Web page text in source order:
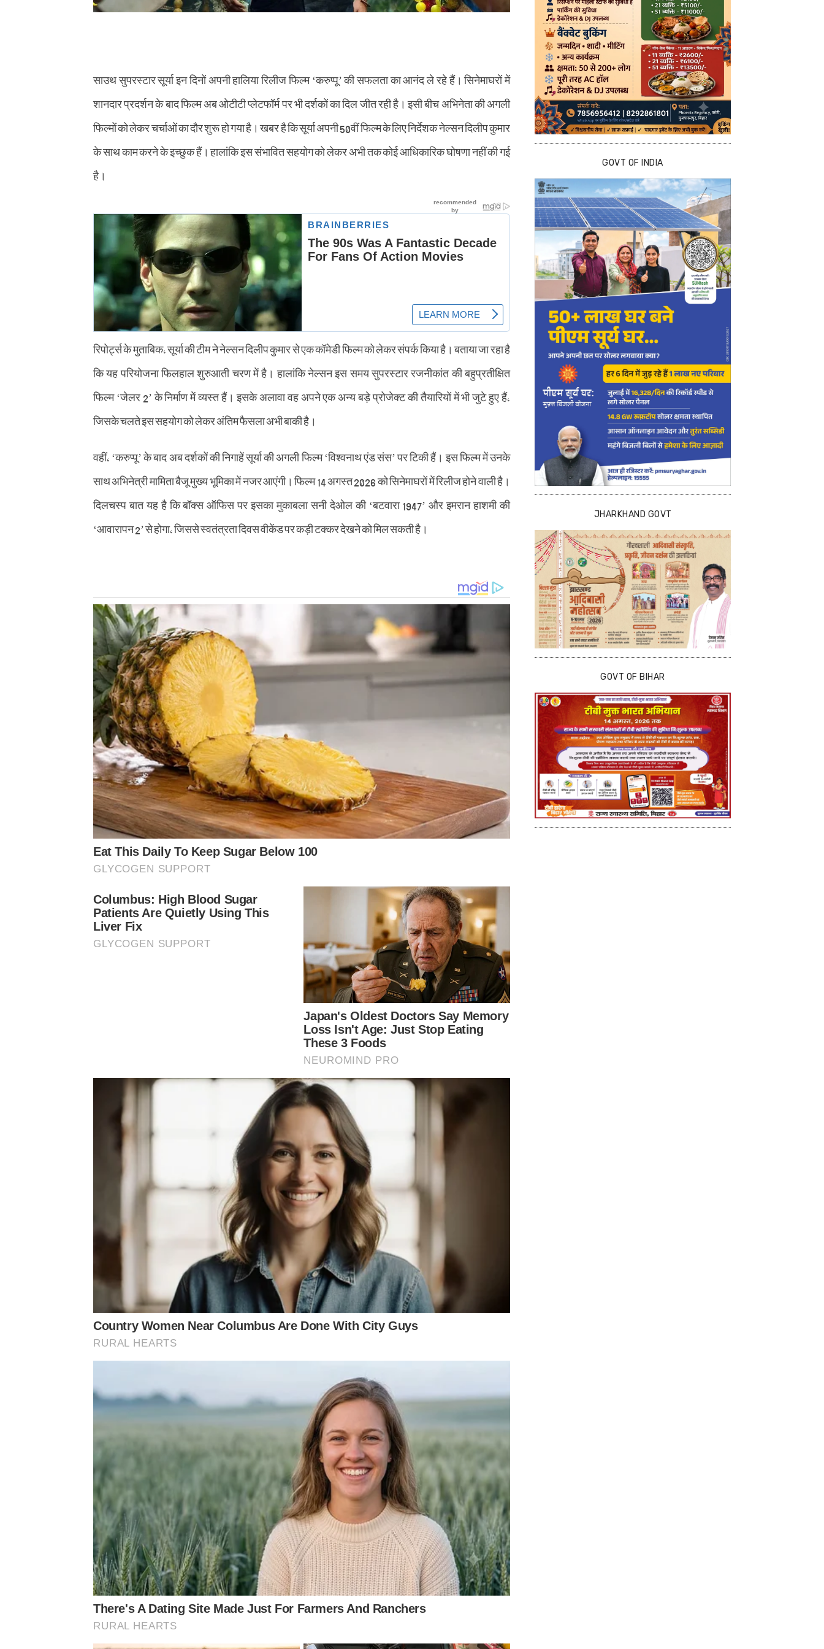
साउथ सुपरस्टार सूर्या इन दिनों अपनी हालिया रिलीज फिल्म ‘करुप्पू’ की सफलता का आनंद ले रहे हैं। सिनेमाघरों में
शानदार प्रदर्शन के बाद फिल्म अब ओटीटी प्लेटफॉर्म पर भी दर्शकों का दिल जीत रही है। इसी बीच अभिनेता की अगली
फिल्मों को लेकर चर्चाओं का दौर शुरू हो गया है। खबर है कि सूर्या अपनी 50वीं फिल्म के लिए निर्देशक नेल्सन दिलीप कुमार
के साथ काम करने के इच्छुक हैं। हालांकि इस संभावित सहयोग को लेकर अभी तक कोई आधिकारिक घोषणा नहीं की गई
है।
रिपोर्ट्स के मुताबिक, सूर्या की टीम ने नेल्सन दिलीप कुमार से एक कॉमेडी फिल्म को लेकर संपर्क किया है। बताया जा रहा है
कि यह परियोजना फिलहाल शुरुआती चरण में है। हालांकि नेल्सन इस समय सुपरस्टार रजनीकांत की बहुप्रतीक्षित
फिल्म ‘जेलर 2’ के निर्माण में व्यस्त हैं। इसके अलावा वह अपने एक अन्य बड़े प्रोजेक्ट की तैयारियों में भी जुटे हुए हैं,
जिसके चलते इस सहयोग को लेकर अंतिम फैसला अभी बाकी है।
वहीं, ‘करुप्पू’ के बाद अब दर्शकों की निगाहें सूर्या की अगली फिल्म ‘विश्वनाथ एंड संस’ पर टिकी हैं। इस फिल्म में उनके
साथ अभिनेत्री मामिता बैजू मुख्य भूमिका में नजर आएंगी। फिल्म 14 अगस्त 2026 को सिनेमाघरों में रिलीज होने वाली है।
दिलचस्प बात यह है कि बॉक्स ऑफिस पर इसका मुकाबला सनी देओल की ‘बटवारा 1947’ और इमरान हाशमी की
‘आवारापन 2’ से होगा, जिससे स्वतंत्रता दिवस वीकेंड पर कड़ी टक्कर देखने को मिल सकती है।
GOVT OF INDIA
JHARKHAND GOVT
GOVT OF BIHAR